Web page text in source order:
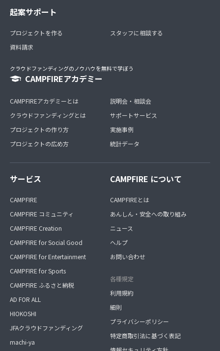
起案サポート
プロジェクトを作る
資料請求
スタッフに相談する
クラウドファンディングのノウハウを無料で学ぼう
CAMPFIREアカデミー
CAMPFIREアカデミーとは
クラウドファンディングとは
プロジェクトの作り方
プロジェクトの広め方
説明会・相談会
サポートサービス
実施事例
統計データ
サービス
CAMPFIRE
CAMPFIRE コミュニティ
CAMPFIRE Creation
CAMPFIRE for Social Good
CAMPFIRE for Entertainment
CAMPFIRE for Sports
CAMPFIRE ふるさと納税
AD FOR ALL
HIOKOSHI
JFAクラウドファンディング
machi-ya
CAMPFIRE について
CAMPFIREとは
あんしん・安全への取り組み
ニュース
ヘルプ
お問い合わせ
各種規定
利用規約
細則
プライバシーポリシー
特定商取引法に基づく表記